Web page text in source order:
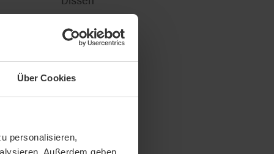
Über Cookies
personalisieren,
Außerdem geben
Nohfelden
Steinhagen
Steinhagen